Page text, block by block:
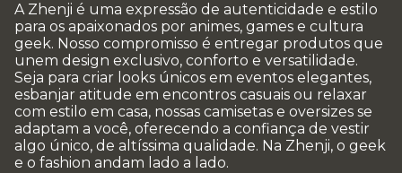
A Zhenji é uma expressão de autenticidade e estilo
para os apaixonados por animes, games e cultura
geek. Nosso compromisso é entregar produtos que
unem design exclusivo, conforto e versatilidade.
Seja para criar looks únicos em eventos elegantes,
esbanjar atitude em encontros casuais ou relaxar
com estilo em casa, nossas camisetas e oversizes se
adaptam a você, oferecendo a confiança de vestir
algo único, de altíssima qualidade. Na Zhenji, o geek
e o fashion andam lado a lado.